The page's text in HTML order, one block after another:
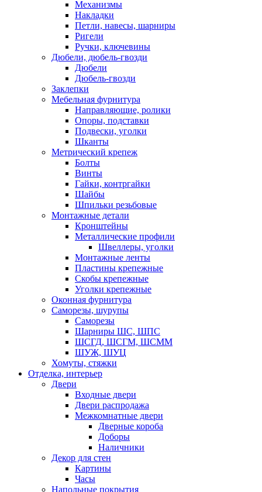
Механизмы
Накладки
Петли, навесы, шарниры
Ригели
Ручки, ключевины
Дюбели, дюбель-гвозди
Дюбели
Дюбель-гвозди
Заклепки
Мебельная фурнитура
Направляющие, ролики
Опоры, подставки
Подвески, уголки
Шканты
Метрический крепеж
Болты
Винты
Гайки, контргайки
Шайбы
Шпильки резьбовые
Монтажные детали
Кронштейны
Металлические профили
Швеллеры, уголки
Монтажные ленты
Пластины крепежные
Скобы крепежные
Уголки крепежные
Оконная фурнитура
Саморезы, шурупы
Саморезы
Шарниры ШС, ШПС
ШСГД, ШСГМ, ШСММ
ШУЖ, ШУЦ
Хомуты, стяжки
Отделка, интерьер
Двери
Входные двери
Двери распродажа
Межкомнатные двери
Дверные короба
Доборы
Наличники
Декор для стен
Картины
Часы
Напольные покрытия